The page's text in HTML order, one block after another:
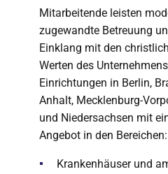
Mitarbeitende leisten
zugewandte Betreuung
Einklang mit den
Werten des
Einrichtungen in Berlin,
Anhalt, Mecklenburg-
und Niedersachsen mit
Angebot in den Bereichen:
Krankenhäuser und